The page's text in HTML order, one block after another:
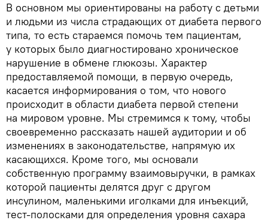
В основном мы ориентированы на работу с детьми
и людьми из числа страдающих от диабета первого
типа, то есть стараемся помочь тем пациентам,
у которых было диагностировано хроническое
нарушение в обмене глюкозы. Характер
предоставляемой помощи, в первую очередь,
касается информирования о том, что нового
происходит в области диабета первой степени
на мировом уровне. Мы стремимся к тому, чтобы
своевременно рассказать нашей аудитории и об
изменениях в законодательстве, напрямую их
касающихся. Кроме того, мы основали
собственную программу взаимовыручки, в рамках
которой пациенты делятся друг с другом
инсулином, маленькими иголками для инъекций,
тест-полосками для определения уровня сахара